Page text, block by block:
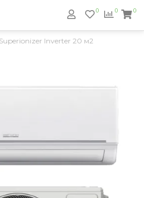
0
0 0
Inverter 20 м2